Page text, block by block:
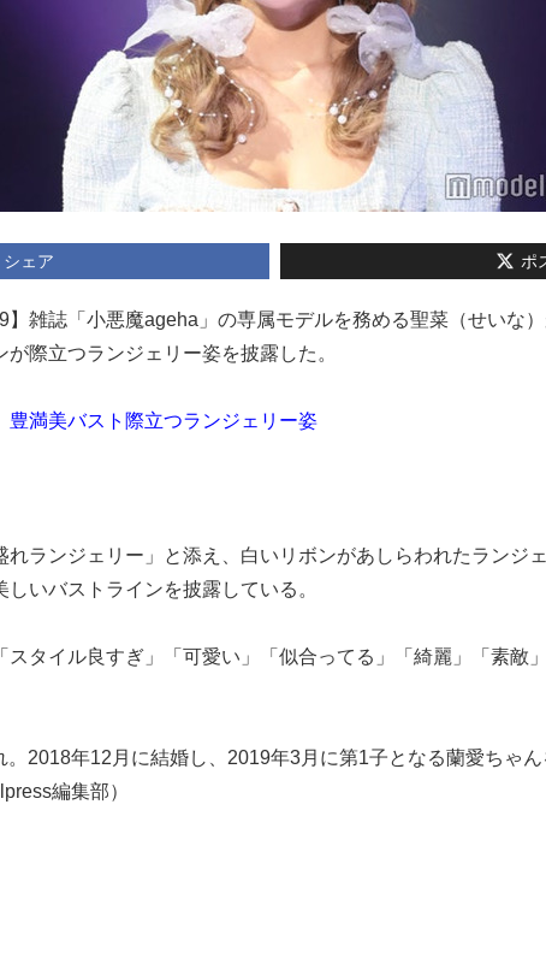
シェア ポ
】雑誌「小悪魔ageha」の専属モデルを務める聖菜（せいな
際立つランジェリー姿を披露した。
豊満美バスト際立つランジェリー姿
れランジェリー」と添え、白いリボンがあしらわれたランジ
いバストラインを披露している。
スタイル良すぎ」「可愛い」「似合ってる」「綺麗」「素敵
2018年12月に結婚し、2019年3月に第1子となる蘭愛ちゃ
編集部）